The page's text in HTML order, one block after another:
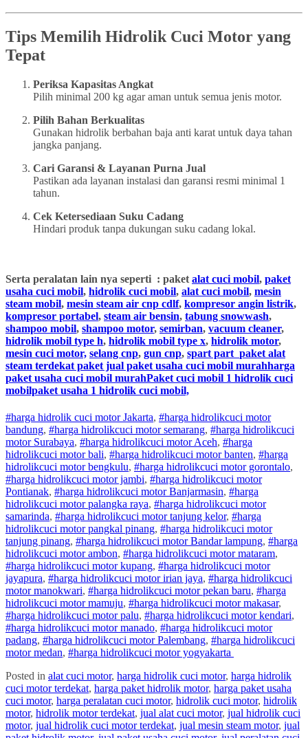
Tips Memilih Hidrolik Cuci Motor yang
Tepat
Periksa Kapasitas Angkat
Pilih minimal 200 kg agar aman untuk semua jenis motor.
Pilih Bahan Berkualitas
Gunakan hidrolik berbahan baja anti karat untuk daya tahan
jangka panjang.
Cari Garansi & Layanan Purna Jual
Pastikan ada layanan instalasi dan garansi resmi minimal 1
tahun.
Cek Ketersediaan Suku Cadang
Hindari produk tanpa dukungan suku cadang lokal.
Serta peralatan lain nya seperti : paket alat cuci mobil, paket
usaha cuci mobil, hidrolik cuci mobil, alat cuci mobil, mesin
steam mobil, mesin steam air cnp cdlf, kompresor angin listrik,
kompresor portabel, steam air bensin, tabung snowwash,
shampoo mobil, shampoo motor, semirban, vacuum cleaner,
hidrolik mobil type h, hidrolik mobil type x, hidrolik motor,
mesin cuci motor, selang cnp, gun cnp, spart part paket alat
steam terdekat paket jual paket usaha cuci mobil murahharga
paket usaha cuci mobil murahPaket cuci mobil 1 hidrolik cuci
mobilpaket usaha 1 hidrolik cuci mobil,
#harga hidrolik cuci motor Jakarta, #harga hidrolikcuci motor
bandung, #harga hidrolikcuci motorsemarang, #harga hidrolikcuci
motorSurabaya, #harga hidrolikcuci motorAceh, #harga
hidrolikcuci motorbali, #harga hidrolikcuci motorbanten, #harga
hidrolikcuci motorbengkulu, #harga hidrolikcuci motorgorontalo,
#harga hidrolikcuci motorjambi, #harga hidrolikcuci motor
Pontianak, #harga hidrolikcuci motorBanjarmasin, #harga
hidrolikcuci motorpalangka raya, #harga hidrolikcuci motor
samarinda, #harga hidrolikcuci motortanjung kelor, #harga
hidrolikcuci motorpangkal pinang, #harga hidrolikcuci motor
tanjung pinang, #harga hidrolikcuci motorBandar lampung, #harga
hidrolikcuci motorambon, #harga hidrolikcuci motormataram,
#harga hidrolikcuci motorkupang, #harga hidrolikcuci motor
jayapura, #harga hidrolikcuci motoririan jaya, #harga hidrolikcuci
motormanokwari, #harga hidrolikcuci motorpekan baru, #harga
hidrolikcuci motormamuju, #harga hidrolikcuci motormakasar,
#harga hidrolikcuci motorpalu, #harga hidrolikcuci motorkendari,
#harga hidrolikcuci motormanado, #harga hidrolikcuci motor
padang, #harga hidrolikcuci motorPalembang, #harga hidrolikcuci
motormedan, #harga hidrolikcuci motoryogyakarta
Posted in alat cuci motor, harga hidrolik cuci motor, harga hidrolik
cuci motor terdekat, harga paket hidrolik motor, harga paket usaha
cuci motor, harga peralatan cuci motor, hidrolik cuci motor, hidrolik
motor, hidrolik motor terdekat, jual alat cuci motor, jual hidrolik cuci
motor, jual hidrolik cuci motor terdekat, jual mesin steam motor, jual